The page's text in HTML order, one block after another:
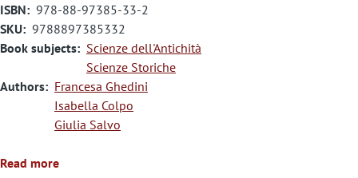
ISBN
978-88-97385-33-2
SKU 9788897385332
Book subjects
Scienze dell'Antichità
Scienze Storiche
Authors
Francesa Ghedini
Isabella Colpo
Giulia Salvo
Read more